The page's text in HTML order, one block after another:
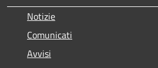
Notizie
Comunicati
Avvisi